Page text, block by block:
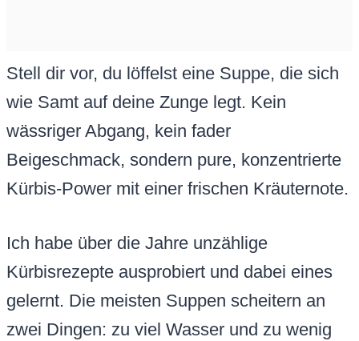
Stell dir vor, du löffelst eine Suppe, die sich
wie Samt auf deine Zunge legt. Kein
wässriger Abgang, kein fader
Beigeschmack, sondern pure, konzentrierte
Kürbis-Power mit einer frischen Kräuternote.
Ich habe über die Jahre unzählige
Kürbisrezepte ausprobiert und dabei eines
gelernt. Die meisten Suppen scheitern an
zwei Dingen: zu viel Wasser und zu wenig